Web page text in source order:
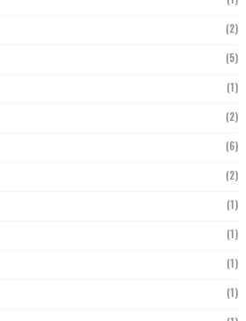
(2)
(5)
(1)
(2)
(6)
(2)
(1)
(1)
(1)
(1)